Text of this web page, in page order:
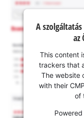
A
az
This content
trackers that
The website
with their
of